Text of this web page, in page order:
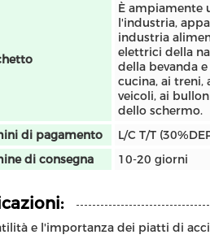
È ampiamente
l'industria,
industria
elettrici della
della bevanda
cucina, ai treni,
veicoli, ai
dello schermo.
di pagamento
L/C T/T
di consegna
10-20 giorni
e l'importanza dei piatti di